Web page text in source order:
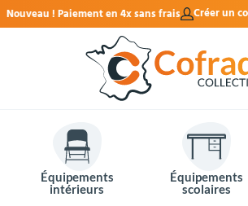
sans frais. Créer un
Équipements
intérieurs
Équipements
scolaires